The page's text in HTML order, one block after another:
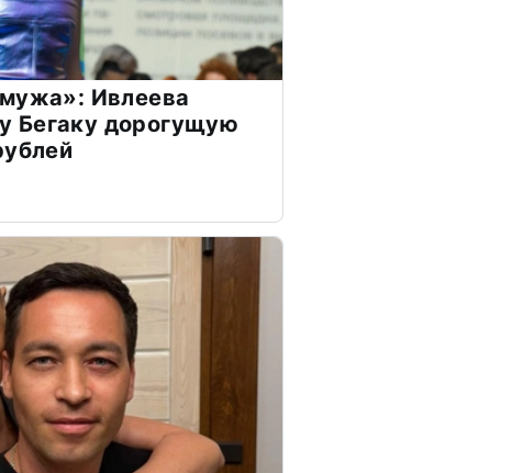
Ивлеева
Бегаку дорогущую